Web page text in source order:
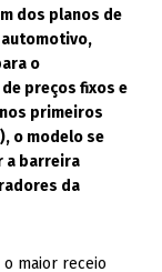
dos planos de
o
preços fixos e
primeiros
o modelo se
a barreira
da
maior receio